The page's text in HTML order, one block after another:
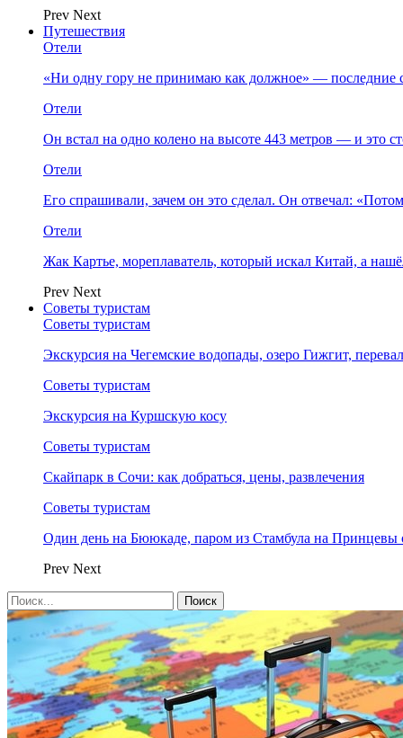
Prev Next
Путешествия
Отели
«Ни одну гору не принимаю как должное» — последние
Отели
Он встал на одно колено на высоте 443 метров — и это
Отели
Его спрашивали, зачем он это сделал. Он отвечал:
Отели
Жак Картье, мореплаватель, который искал Китай, а
Prev Next
Советы туристам
Советы туристам
Экскурсия на Чегемские водопады, озеро Гижгит,
Советы туристам
Экскурсия на Куршскую косу
Советы туристам
Скайпарк в Сочи: как добраться, цены, развлечения
Советы туристам
Один день на Бююкаде, паром из Стамбула на Принцевы
Prev Next